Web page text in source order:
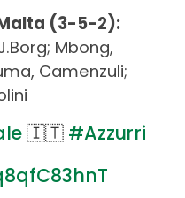
(3-5-2):
Mbong,
Camenzuli;
🇮🇹 #Azzurri